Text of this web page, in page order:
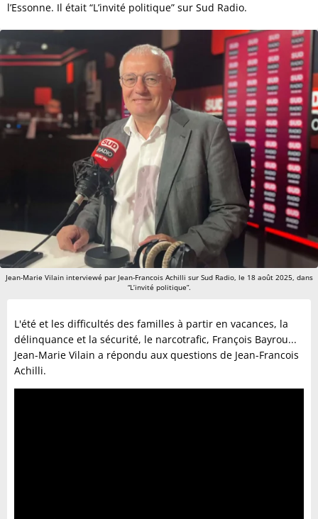
l’Essonne. Il était “L’invité politique” sur Sud Radio.
Jean-Marie Vilain interviewé par Jean-Francois Achilli sur Sud Radio, le 18 août 2025, dans
“L’invité politique”.
L'été et les difficultés des familles à partir en vacances, la
délinquance et la sécurité, le narcotrafic, François Bayrou...
Jean-Marie Vilain a répondu aux questions de Jean-Francois
Achilli.